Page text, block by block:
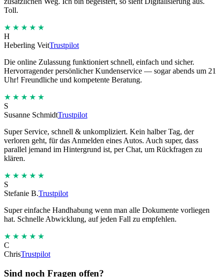
Toll.
★★★★★
H
Heberling VeitTrustpilot
Die online Zulassung funktioniert schnell, einfach und sicher.
Hervorragender persönlicher Kundenservice — sogar abends um 21
Uhr! Freundliche und kompetente Beratung.
★★★★★
S
Susanne SchmidtTrustpilot
Super Service, schnell & unkompliziert. Kein halber Tag, der
verloren geht, für das Anmelden eines Autos. Auch super, dass
parallel jemand im Hintergrund ist, per Chat, um Rückfragen zu
klären.
★★★★★
S
Stefanie B.Trustpilot
Super einfache Handhabung wenn man alle Dokumente vorliegen
hat. Schnelle Abwicklung, auf jeden Fall zu empfehlen.
★★★★★
C
ChrisTrustpilot
Sind noch Fragen offen?